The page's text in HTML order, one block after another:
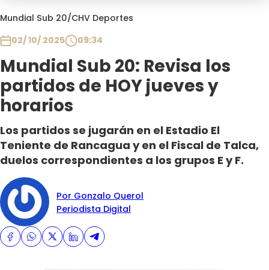
Mundial Sub 20/CHV Deportes
02/ 10/ 2025
09:34
Mundial Sub 20: Revisa los
partidos de HOY jueves y
horarios
Los partidos se jugarán en el Estadio El
Teniente de Rancagua y en el Fiscal de Talca,
duelos correspondientes a los grupos E y F.
Por Gonzalo Querol
Periodista Digital
Programas
Club De La Comedia
Contigo en Directo
Plan Perfecto
El Tiempo
Sabingo